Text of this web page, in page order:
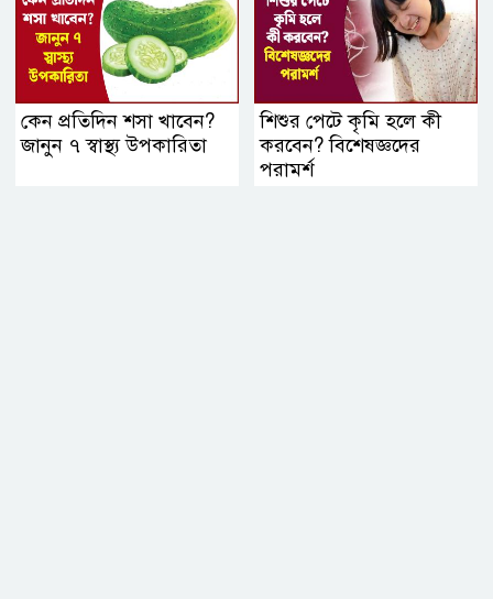
কেন প্রতিদিন শসা খাবেন?
জানুন ৭ স্বাস্থ্য উপকারিতা
শিশুর পেটে কৃমি হলে কী
করবেন? বিশেষজ্ঞদের
পরামর্শ